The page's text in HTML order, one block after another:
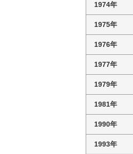
1974年
1975年
1976年
1977年
1979年
1981年
1990年
1993年